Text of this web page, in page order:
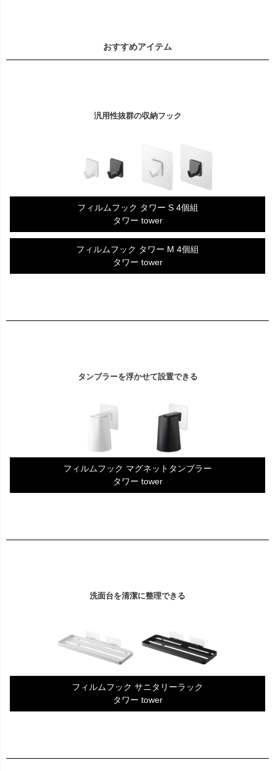
おすすめアイテム
汎用性抜群の収納フック
フィルムフック タワー S 4個組
タワー tower
フィルムフック タワー M 4個組
タワー tower
タンブラーを浮かせて設置できる
フィルムフック マグネットタンブラー
タワー tower
洗面台を清潔に整理できる
フィルムフック サニタリーラック
タワー tower